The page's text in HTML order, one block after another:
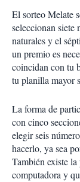
El sorteo Melate
seleccionan siete
naturales y el
un premio es
coincidan con tu
tu planilla mayor
La forma de
con cinco
elegir seis
hacerlo, ya sea
También existe
computadora y